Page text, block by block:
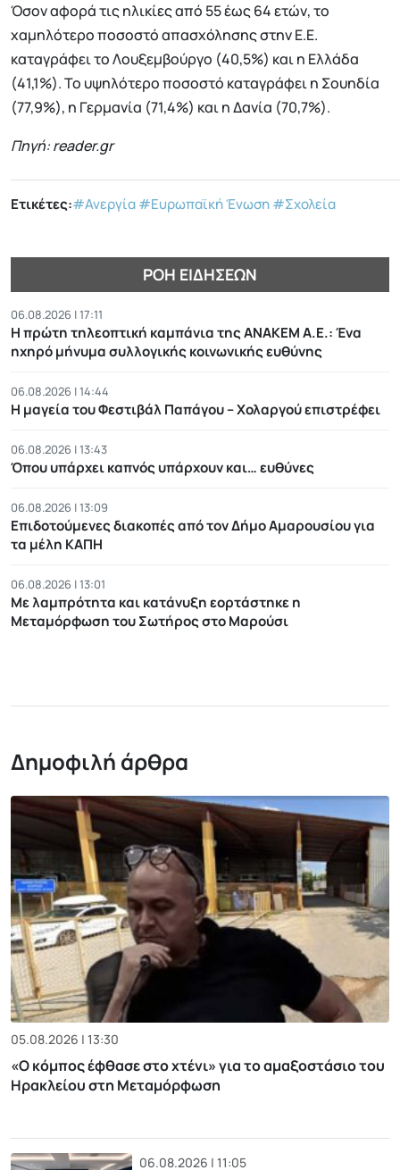
Όσον αφορά τις ηλικίες από 55 έως 64 ετών, το
χαμηλότερο ποσοστό απασχόλησης στην Ε.Ε.
καταγράφει το Λουξεμβούργο (40,5%) και η Ελλάδα
(41,1%). Το υψηλότερο ποσοστό καταγράφει η Σουηδία
(77,9%), η Γερμανία (71,4%) και η Δανία (70,7%).
Πηγή: reader.gr
Ετικέτες:#Ανεργία#Ευρωπαϊκή Ένωση#Σχολεία
ΡΟΉ ΕΙΔΉΣΕΩΝ
06.08.2026 | 17:11
Η πρώτη τηλεοπτική καμπάνια της ΑΝΑΚΕΜ Α.Ε.: Ένα
ηχηρό μήνυμα συλλογικής κοινωνικής ευθύνης
06.08.2026 | 14:44
Η μαγεία του Φεστιβάλ Παπάγου – Χολαργού επιστρέφει
06.08.2026 | 13:43
Όπου υπάρχει καπνός υπάρχουν και… ευθύνες
06.08.2026 | 13:09
Επιδοτούμενες διακοπές από τον Δήμο Αμαρουσίου για
τα μέλη ΚΑΠΗ
06.08.2026 | 13:01
Με λαμπρότητα και κατάνυξη εορτάστηκε η
Μεταμόρφωση του Σωτήρος στο Μαρούσι
Δημοφιλή άρθρα
05.08.2026 | 13:30
«Ο κόμπος έφθασε στο χτένι» για το αμαξοστάσιο του
Ηρακλείου στη Μεταμόρφωση
06.08.2026 | 11:05